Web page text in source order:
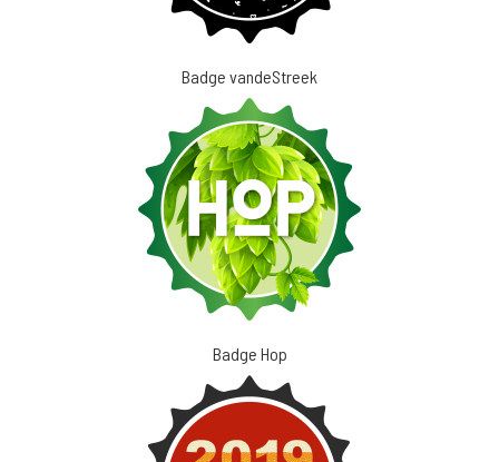
Badge vandeStreek
Badge Hop